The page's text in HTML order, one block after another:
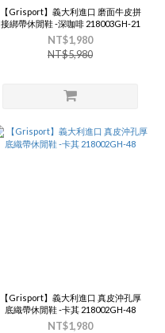
【Grisport】義大利進口 磨面牛皮拼
接綁帶休閒鞋 -深咖啡 218003GH-21
NT$1,980
NT$5,980
【Grisport】義大利進口 真皮沖孔厚
底織帶休閒鞋 -卡其 218002GH-48
NT$1,980